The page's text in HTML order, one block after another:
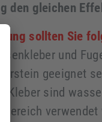
den gleichen
sollten Sie
und
geeignet
Kleber sind
verwendet